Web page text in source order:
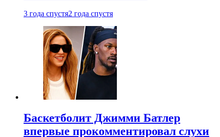
3 года спустя2 года спустя
Баскетболит Джимми Батлер
впервые прокомментировал слухи